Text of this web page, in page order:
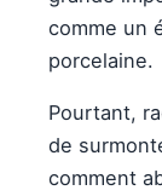
comme un
porcelaine.
Pourtant,
de
comment